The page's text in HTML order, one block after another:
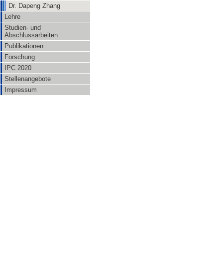
Dr. Dapeng Zhang
Lehre
Studien- und
Abschlussarbeiten
Publikationen
Forschung
IPC 2020
Stellenangebote
Impressum